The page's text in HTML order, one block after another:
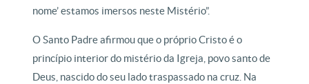
nome’ estamos imersos neste Mistério”.
O Santo Padre afirmou que o próprio Cristo é o
princípio interior do mistério da Igreja, povo santo de
Deus, nascido do seu lado traspassado na cruz. Na